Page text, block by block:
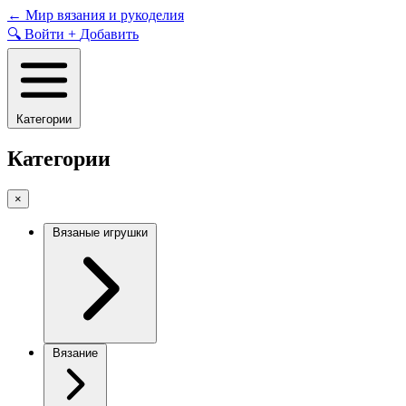
Skip
to
content
← Мир вязания и рукоделия
🔍 Войти + Добавить
Категории
Категории
×
Вязаные игрушки
Вязание